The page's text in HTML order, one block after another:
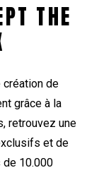
THE
création de
grâce à la
retrouvez une
et de
10.000